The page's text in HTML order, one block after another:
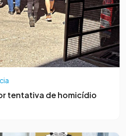
tentativa de homicídio